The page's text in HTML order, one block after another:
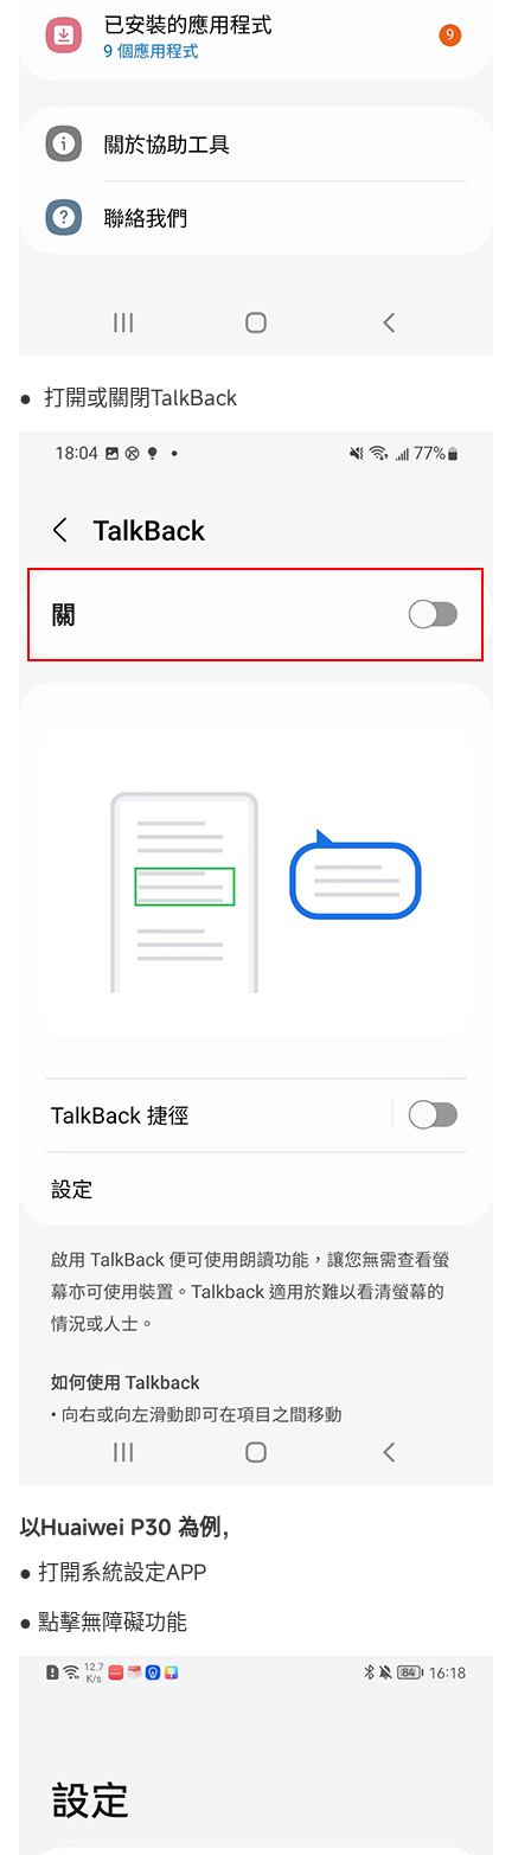
● 打開或關閉TalkBack
以Huaiwei P30 為例，
● 打開系統設定APP
● 點擊無障礙功能